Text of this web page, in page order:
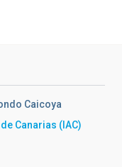
Caicoya
Canarias (IAC)